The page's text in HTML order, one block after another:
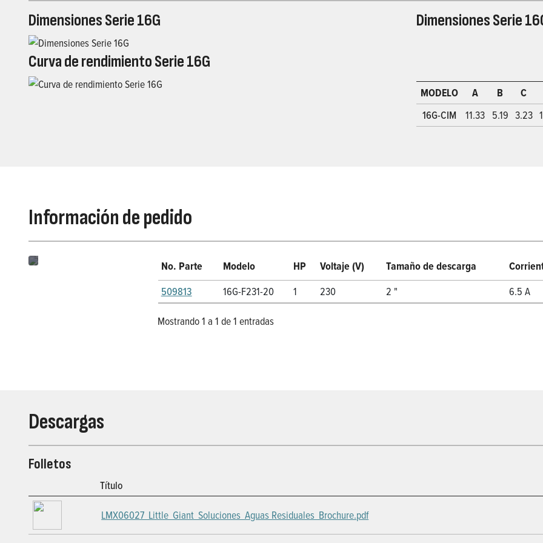
Dimensiones Serie 16G
Curva de rendimiento Serie 16G
Dimensiones Serie
MODELO A B
C
16G-CIM
11.33 5.19 3.23
Información de pedido
No. Parte Modelo HP Voltaje (V) Tamaño de descarga
509813
16G-F231-20 1 230 2 "
6.5 A
Mostrando 1 a 1 de 1 entradas
Descargas
Folletos
Título
LMX06027_Little_Giant_Soluciones_Aguas Residuales_Brochure.pdf